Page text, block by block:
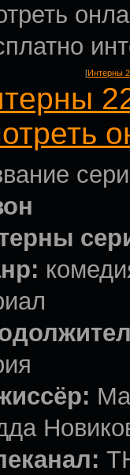
[Интерны